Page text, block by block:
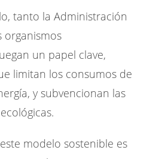
tanto la Administración
organismos
un papel clave,
limitan los consumos de
y subvencionan las
modelo sostenible es